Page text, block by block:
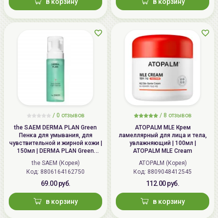
/ 0 отзывов
the SAEM DERMA PLAN Green
Пенка для умывания, для
чувствительной и жирной кожи |
150мл | DERMA PLAN Green
Bubble Foam Cleanser
the SAEM (Корея)
Код: 8806164162750
69.00 руб.
в корзину
/ 8 отзывов
ATOPALM MLE Крем
ламеллярный для лица и тела,
увлажняющий | 100мл |
ATOPALM MLE Cream
ATOPALM (Корея)
Код: 8809048412545
112.00 руб.
в корзину